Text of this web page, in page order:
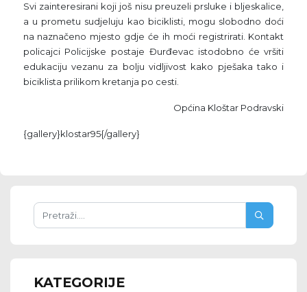
Svi zainteresirani koji još nisu preuzeli prsluke i bljeskalice,
a u prometu sudjeluju kao biciklisti, mogu slobodno doći
na naznačeno mjesto gdje će ih moći registrirati. Kontakt
policajci Policijske postaje Đurđevac istodobno će vršiti
edukaciju vezanu za bolju vidljivost kako pješaka tako i
biciklista prilikom kretanja po cesti.
Općina Kloštar Podravski
{gallery}klostar95{/gallery}
KATEGORIJE